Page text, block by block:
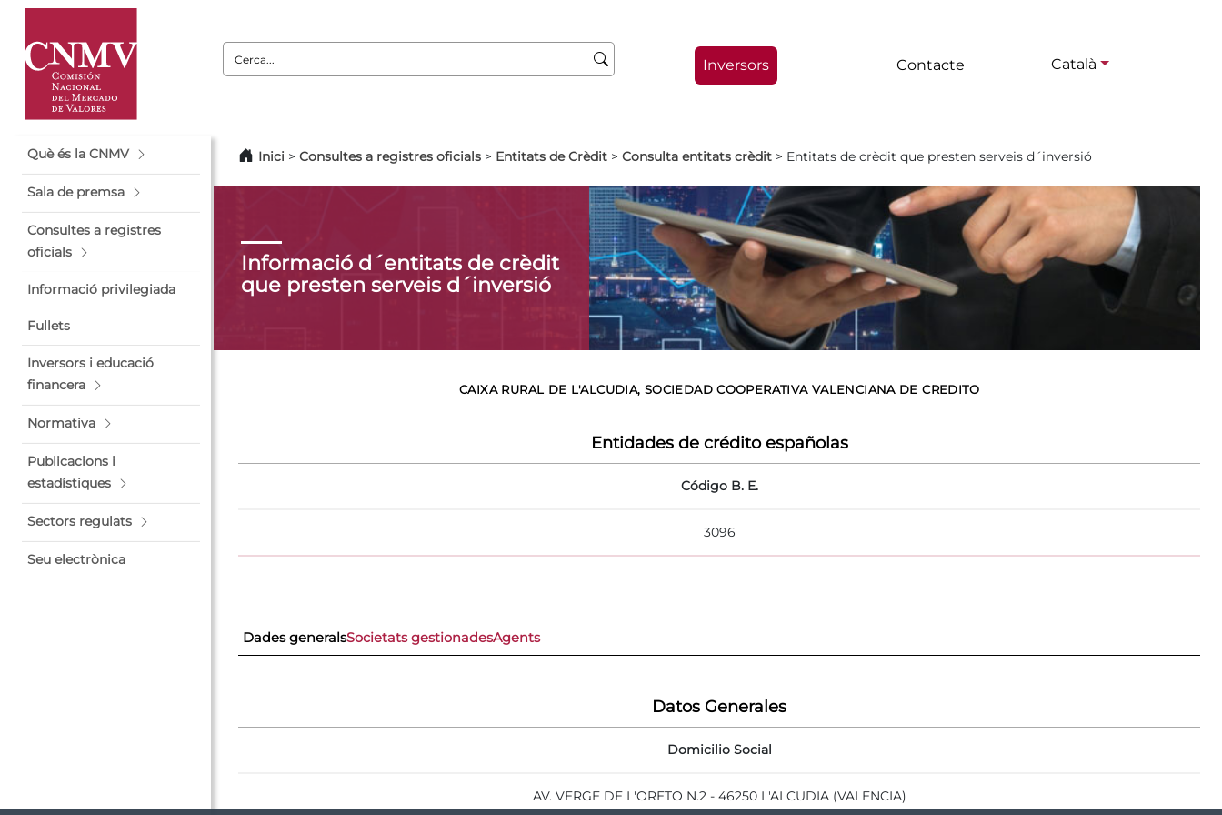
Cerca:
Inversors Contacte Català
Què és la CNMV
Sala de premsa
Consultes a registres
oficials
Informació privilegiada
Fullets
Inversors i educació
financera
Normativa
Publicacions i
estadístiques
Sectors regulats
Seu electrònica
Inici > Consultes a registres oficials > Entitats de Crèdit > Consulta entitats crèdit > Entitats de crèdit que presten serveis d´inversió
Informació d´entitats de crèdit
que presten serveis d´inversió
CAIXA RURAL DE L'ALCUDIA, SOCIEDAD COOPERATIVA VALENCIANA DE CREDITO
Entidades de crédito españolas
Código B. E.
3096
Dades generalsSocietats gestionadesAgents
Datos Generales
Domicilio Social
AV. VERGE DE L'ORETO N.2 - 46250 L'ALCUDIA (VALENCIA)